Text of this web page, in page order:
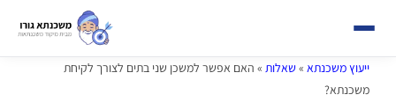
ייעוץ משכנתא » שאלות » האם אפשר למשכן שני בתים לצורך לקיחת
משכנתא?